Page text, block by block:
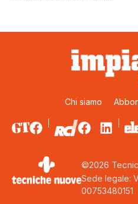
Chi siamo
©2026
Sede legale:
00753480151